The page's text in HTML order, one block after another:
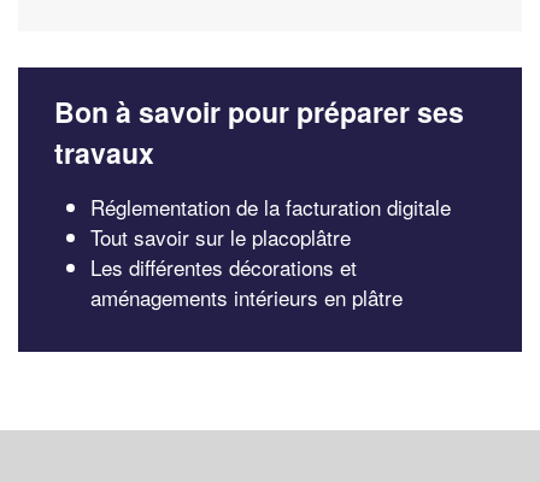
Bon à savoir pour préparer ses
travaux
Réglementation de la facturation digitale
Tout savoir sur le placoplâtre
Les différentes décorations et
aménagements intérieurs en plâtre